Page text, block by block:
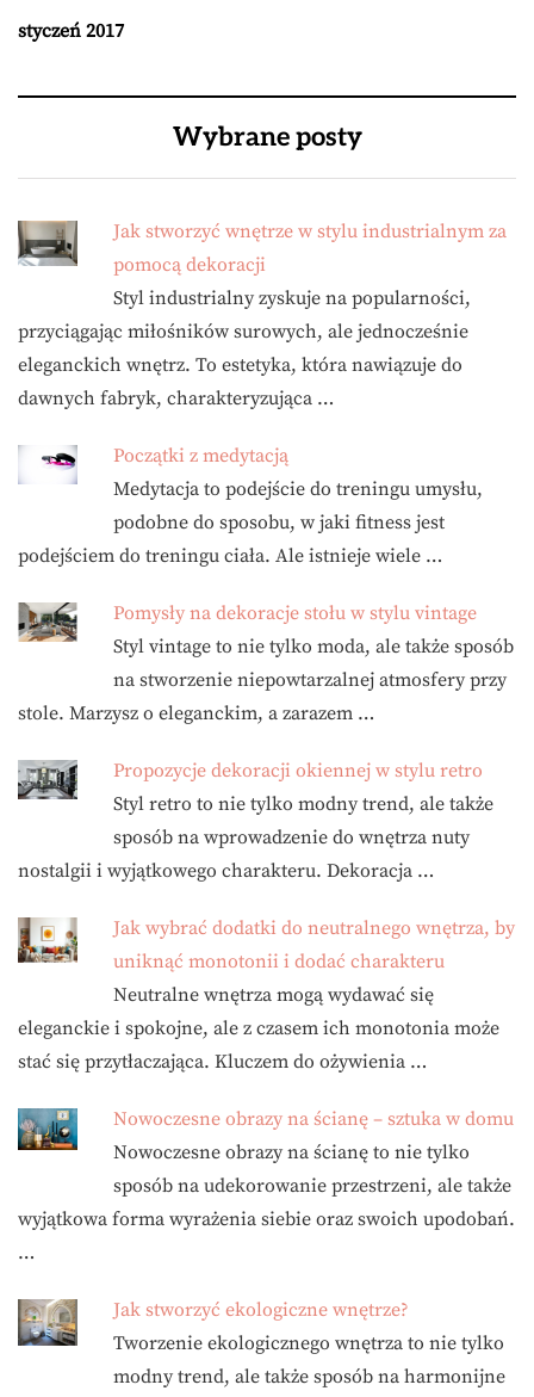
styczeń 2017
Wybrane posty
Jak stworzyć wnętrze w stylu industrialnym za
pomocą dekoracji
Styl industrialny zyskuje na popularności,
przyciągając miłośników surowych, ale jednocześnie
eleganckich wnętrz. To estetyka, która nawiązuje do
dawnych fabryk, charakteryzująca …
Początki z medytacją
Medytacja to podejście do treningu umysłu,
podobne do sposobu, w jaki fitness jest
podejściem do treningu ciała. Ale istnieje wiele …
Pomysły na dekoracje stołu w stylu vintage
Styl vintage to nie tylko moda, ale także sposób
na stworzenie niepowtarzalnej atmosfery przy
stole. Marzysz o eleganckim, a zarazem …
Propozycje dekoracji okiennej w stylu retro
Styl retro to nie tylko modny trend, ale także
sposób na wprowadzenie do wnętrza nuty
nostalgii i wyjątkowego charakteru. Dekoracja …
Jak wybrać dodatki do neutralnego wnętrza, by
uniknąć monotonii i dodać charakteru
Neutralne wnętrza mogą wydawać się
eleganckie i spokojne, ale z czasem ich monotonia może
stać się przytłaczająca. Kluczem do ożywienia …
Nowoczesne obrazy na ścianę – sztuka w domu
Nowoczesne obrazy na ścianę to nie tylko
sposób na udekorowanie przestrzeni, ale także
wyjątkowa forma wyrażenia siebie oraz swoich upodobań.
…
Jak stworzyć ekologiczne wnętrze?
Tworzenie ekologicznego wnętrza to nie tylko
modny trend, ale także sposób na harmonijne